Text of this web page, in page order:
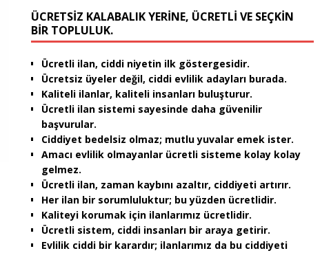
ÜCRETSIZ KALABALIK YERINE, ÜCRETLI VE SEÇKIN
BIR TOPLULUK.
Ücretli ilan, ciddi niyetin ilk göstergesidir.
Ücretsiz üyeler değil, ciddi evlilik adayları burada.
Kaliteli ilanlar, kaliteli insanları buluşturur.
Ücretli ilan sistemi sayesinde daha güvenilir
başvurular.
Ciddiyet bedelsiz olmaz; mutlu yuvalar emek ister.
Amacı evlilik olmayanlar ücretli sisteme kolay kolay
gelmez.
Ücretli ilan, zaman kaybını azaltır, ciddiyeti artırır.
Her ilan bir sorumluluktur; bu yüzden ücretlidir.
Kaliteyi korumak için ilanlarımız ücretlidir.
Ücretli sistem, ciddi insanları bir araya getirir.
Evlilik ciddi bir karardır; ilanlarımız da bu ciddiyeti